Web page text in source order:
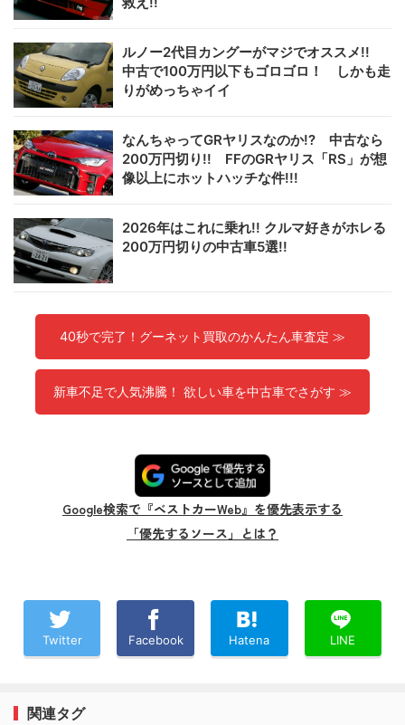
ルノー2代目カングーがマジでオススメ!!
中古で100万円以下もゴロゴロ！ しかも走
りがめっちゃイイ
なんちゃってGRヤリスなのか!? 中古なら
200万円切り!! FFのGRヤリス「RS」が想
像以上にホットハッチな件!!!
2026年はこれに乗れ!! クルマ好きがホレる
200万円切りの中古車5選!!
40秒で完了！グーネット買取のかんたん車査定 ≫
新車不足で人気沸騰！ 欲しい車を中古車でさがす ≫
Google検索で『ベストカーWeb』を優先表示する
「優先するソース」とは？
Twitter Facebook Hatena LINE
関連タグ